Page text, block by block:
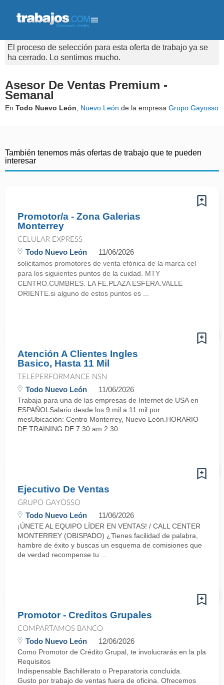
El proceso de selección para esta oferta de trabajo ya se
ha cerrado. Lo sentimos mucho.
Asesor De Ventas Premium -
Semanal
En Todo Nuevo León Nuevo León de la empresa Grupo Gayosso
También tenemos más ofertas de trabajo que te pueden
interesar
Promotor/a - Zona Galerias
Monterrey
CELULAR EXPRESS
Todo Nuevo León 11/06/2026
solicitamos promotores de venta efónica de la marca cel
para los siguientes puntos de la cuidad. MTY
CENTRO.CUMBRES. LA FE.PLAZA ESFERA.VALLE
ORIENTE.si alguno de estos puntos es ...
Atención A Clientes Ingles
Basico, Hasta 11 Mil
TELEPERFORMANCE NSN
Todo Nuevo León 11/06/2026
Trabaja para una de las empresas de Internet de USA en
ESPAÑOLSalario desde los 9 mil a 11 mil por
mesUbicación: Centro Monterrey, Nuevo León.HORARIO
DE TRAINING DE 7.30 am 2.30 ...
Ejecutivo De Ventas
GRUPO GAYOSSO
Todo Nuevo León 11/06/2026
¡ÚNETE AL EQUIPO LÍDER EN VENTAS! / CALL CENTER
MONTERREY (OBISPADO) ¿Tienes facilidad de palabra,
hambre de éxito y buscas un esquema de comisiones que
de verdad recompense tu ...
Promotor - Creditos Grupales
COMPARTAMOS BANCO
Todo Nuevo León 12/06/2026
Como Promotor de Crédito Grupal, te involucrarás en la
Requisitos
Indispensable Bachillerato o Preparatoria concluida.
Gusto por trabajo de ventas fuera de oficina. Ofrecemos